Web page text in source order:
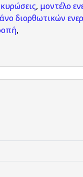
κυρώσεις, μοντέλο
διορθωτικών
,